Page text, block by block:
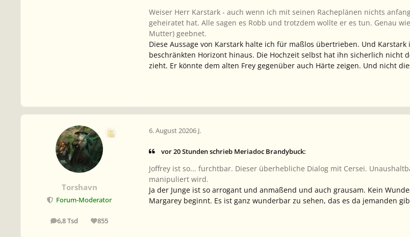
Weiser Herr Karstark - auch wenn ich mit seinen Racheplänen nichts
geheiratet hat. Alle sagen es Robb und trotzdem wollte er es tun. Genau
Mutter) geebnet.
Diese Aussage von Karstark halte ich für maßlos übertrieben. Und
beschränkten Horizont hinaus. Die Hochzeit selbst hat ihn sicherlich nicht
zieht. Er könnte dem alten Frey gegenüber auch Härte zeigen. Und nicht
Torshavn
Forum-Moderator
6,8 Tsd
Beiträge 855
Reputation
6. August 20206 J.
vor 20 Stunden schrieb Meriadoc Brandybuck:
Joffrey ist so... furchtbar. Dieser überhebliche Dialog mit Cersei.
manipuliert wird.
Ja der Junge ist so arrogant und anmaßend und auch grausam. Kein
Margarey beginnt. Es ist ganz wunderbar zu sehen, das es da jemanden